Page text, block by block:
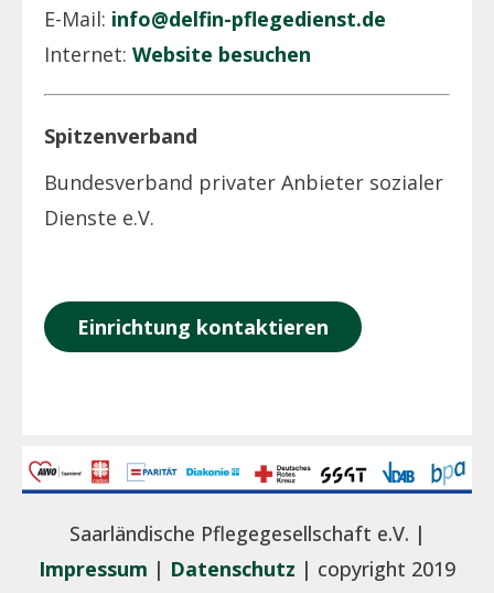
E-Mail: info@delfin-pflegedienst.de
Internet: Website besuchen
Spitzenverband
Bundesverband privater Anbieter sozialer
Dienste e.V.
Einrichtung kontaktieren
Saarländische Pflegegesellschaft e.V. |
Impressum | Datenschutz | copyright 2019